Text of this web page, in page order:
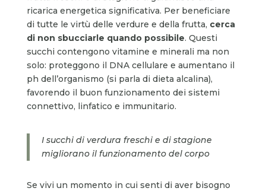
ricarica energetica significativa. Per beneficiare
di tutte le virtù delle verdure e della frutta, cerca
di non sbucciarle quando possibile. Questi
succhi contengono vitamine e minerali ma non
solo: proteggono il DNA cellulare e aumentano il
ph dell’organismo (si parla di dieta alcalina),
favorendo il buon funzionamento dei sistemi
connettivo, linfatico e immunitario.
I succhi di verdura freschi e di stagione
migliorano il funzionamento del corpo
Se vivi un momento in cui senti di aver bisogno